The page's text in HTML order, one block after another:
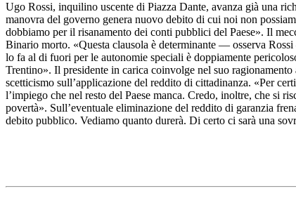
Ugo Rossi, inquilino uscente di Piazza Dante, avanza già una
manovra del governo genera nuovo debito di cui noi non
dobbiamo per il risanamento dei conti pubblici del Paese». Il
Binario morto. «Questa clausola è determinante — osserva
lo fa al di fuori per le autonomie speciali è doppiamente
Trentino». Il presidente in carica coinvolge nel suo
scetticismo sull’applicazione del reddito di cittadinanza. «Per
l’impiego che nel resto del Paese manca. Credo, inoltre, che si
povertà». Sull’eventuale eliminazione del reddito di garanzia
debito pubblico. Vediamo quanto durerà. Di certo ci sarà una